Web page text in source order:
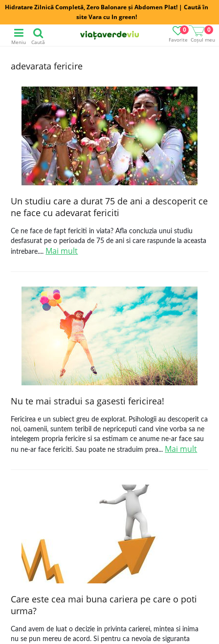
Hidratare Zilnică Completă, Zero Balonare și Abdomen Plat! | Caută în
site Vara cu In green!
Favorite
0
Coșul meu
0
Meniu Caută
adevarata fericire
Un studiu care a durat 75 de ani a descoperit ce
ne face cu adevarat fericiti
Ce ne face de fapt fericiti in viata? Afla concluzia unui studiu
desfasurat pe o perioada de 75 de ani si care raspunde la aceasta
intrebare.... Mai mult
Nu te mai stradui sa gasesti fericirea!
Fericirea e un subiect greu de explorat. Psihologii au descoperit ca
noi, oamenii, suntem teribil de nepriceputi cand vine vorba sa ne
intelegem propria fericire si sa estimam ce anume ne-ar face sau
nu ne-ar face fericiti. Sau poate ne straduim prea... Mai mult
Care este cea mai buna cariera pe care o poti
urma?
Cand avem de luat o decizie in privinta carierei, mintea si inima
nu se pun mereu de acord. Si pentru ca nevoia de siguranta